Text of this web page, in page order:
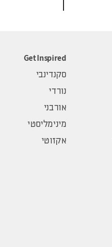
Get Inspired
סקנדינבי
נורדי
אורבני
מינימליסטי
אקזוטי